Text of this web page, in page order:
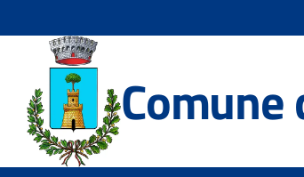
Comune